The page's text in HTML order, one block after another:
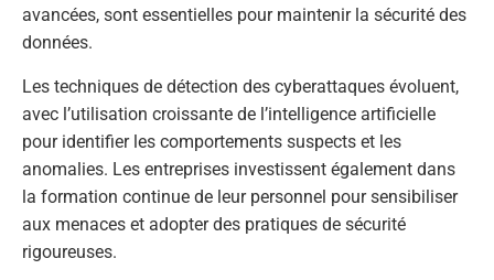
avancées, sont essentielles pour maintenir la sécurité des
données.
Les techniques de détection des cyberattaques évoluent,
avec l’utilisation croissante de l’intelligence artificielle
pour identifier les comportements suspects et les
anomalies. Les entreprises investissent également dans
la formation continue de leur personnel pour sensibiliser
aux menaces et adopter des pratiques de sécurité
rigoureuses.